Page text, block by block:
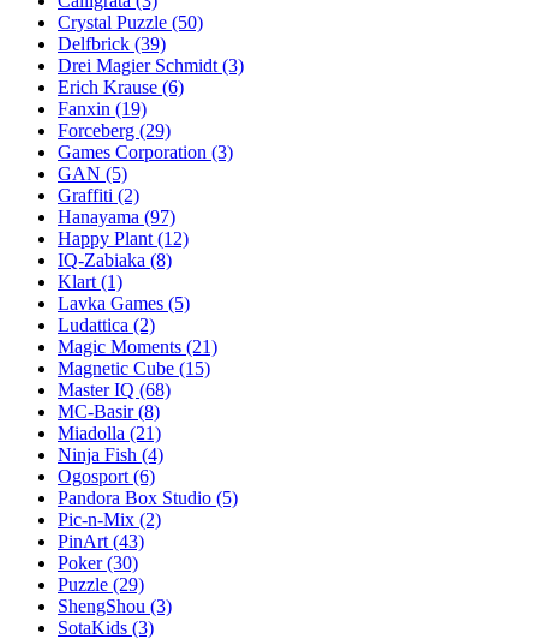
Crystal Puzzle (50)
Delfbrick (39)
Drei Magier Schmidt (3)
Erich Krause (6)
Fanxin (19)
Forceberg (29)
Games Corporation (3)
GAN (5)
Graffiti (2)
Hanayama (97)
Happy Plant (12)
IQ-Zabiaka (8)
Klart (1)
Lavka Games (5)
Ludattica (2)
Magic Moments (21)
Magnetic Cube (15)
Master IQ (68)
MC-Basir(8)
Miadolla (21)
Ninja Fish (4)
Ogosport (6)
Pandora Box Studio (5)
Pic-n-Mix (2)
PinArt (43)
Poker(30)
Puzzle (29)
ShengShou (3)
SotaKids (3)